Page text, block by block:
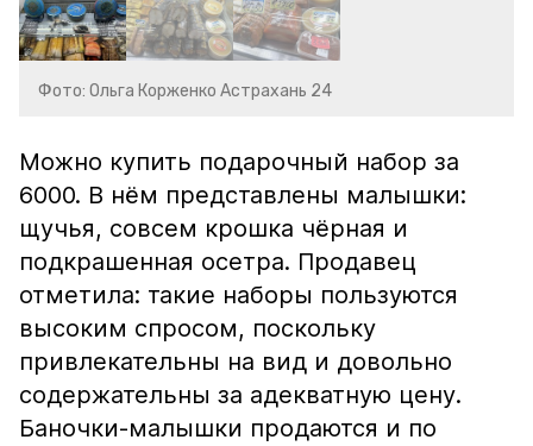
Фото: Ольга Корженко Астрахань 24
Можно купить подарочный набор за
6000. В нём представлены малышки:
щучья, совсем крошка чёрная и
подкрашенная осетра. Продавец
отметила: такие наборы пользуются
высоким спросом, поскольку
привлекательны на вид и довольно
содержательны за адекватную цену.
Баночки-малышки продаются и по